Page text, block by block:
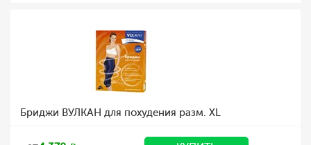
Бриджи ВУЛКАН для похудения разм. XL